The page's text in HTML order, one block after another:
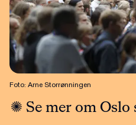
Foto: Arne Storrønningen
Se mer om Oslo